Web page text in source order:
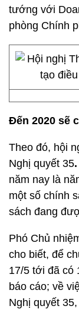
tướng với
phòng Chính
Đến 2020 sẽ
Theo đó, hội
Nghị quyết 35.
năm nay là
một số chính
sách đang
Phó Chủ
cho biết, để
17/5 tới đã có
báo cáo; về
Nghị quyết